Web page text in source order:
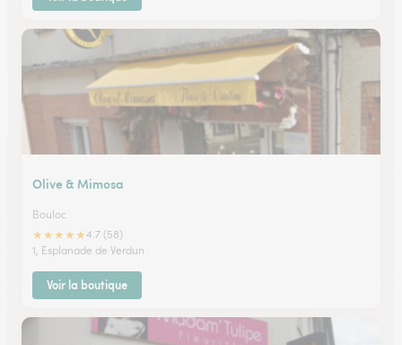
Olive & Mimosa
Bouloc
★★★★★4.7 (58)
1, Esplanade de Verdun
Voir la boutique